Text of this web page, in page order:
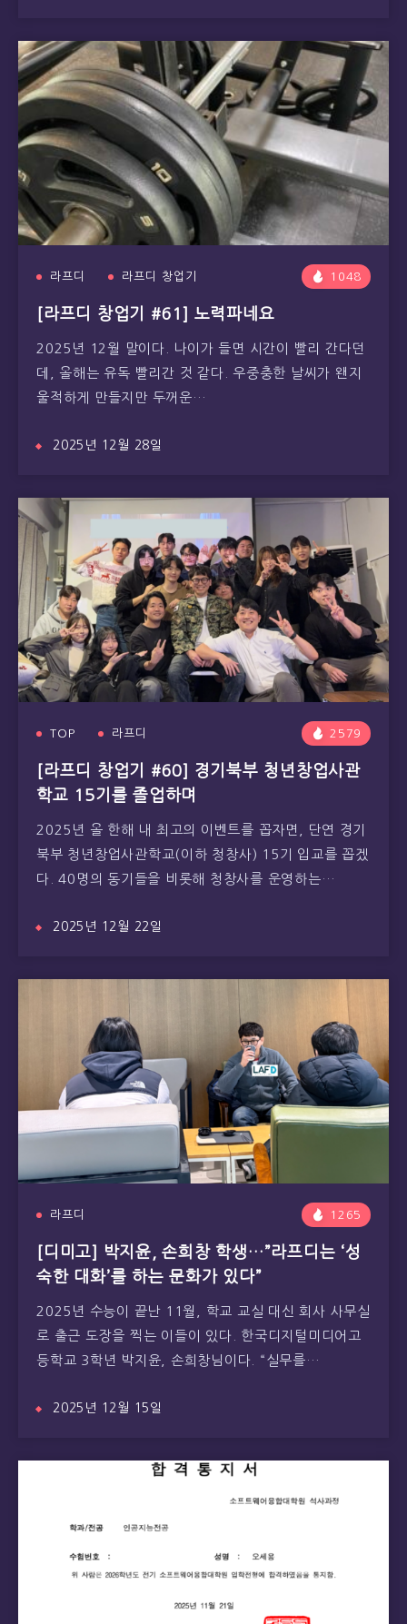
라프디 라프디 창업기 1048
[라프디 창업기 #61] 노력파네요
2025년 12월 말이다. 나이가 들면 시간이 빨리 간다던
데, 올해는 유독 빨리간 것 같다. 우중충한 날씨가 왠지
울적하게 만들지만 두꺼운…
2025년 12월 28일
TOP 라프디 2579
[라프디 창업기 #60] 경기북부 청년창업사관
학교 15기를 졸업하며
2025년 올 한해 내 최고의 이벤트를 꼽자면, 단연 경기
북부 청년창업사관학교(이하 청창사) 15기 입교를 꼽겠
다. 40명의 동기들을 비롯해 청창사를 운영하는…
2025년 12월 22일
라프디 1265
[디미고] 박지윤, 손희창 학생…”라프디는 ‘성
숙한 대화’를 하는 문화가 있다”
2025년 수능이 끝난 11월, 학교 교실 대신 회사 사무실
로 출근 도장을 찍는 이들이 있다. 한국디지털미디어고
등학교 3학년 박지윤, 손희창님이다. “실무를…
2025년 12월 15일